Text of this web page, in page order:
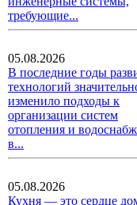
требующие...
05.08.2026
В последние годы
технологий
изменило подходы к
организации систем
отопления и
в...
05.08.2026
Кухня — это сердце